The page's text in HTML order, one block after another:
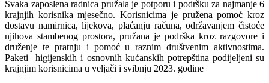
Svaka zaposlena radnica pružala je potporu i podršku za najmanje 6
krajnjih korisnika mjesečno. Korisnicima je pružena pomoć kroz
dostavu namirnica, lijekova, plaćanju računa, održavanjem čistoće
njihova stambenog prostora, pružana je podrška kroz razgovore i
druženje te pratnju i pomoć u raznim društvenim aktivnostima.
Paketi higijenskih i osnovnih kućanskih potrepština podijeljeni su
krajnjim korisnicima u veljači i svibnju 2023. godine